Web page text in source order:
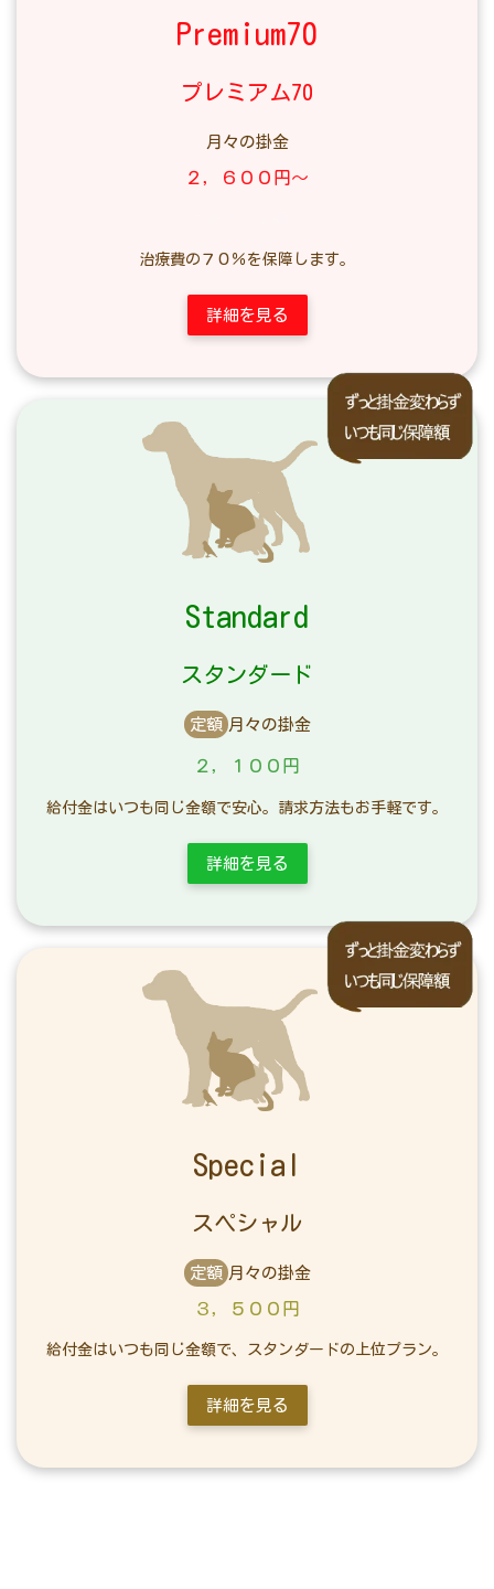
Premium70
プレミアム70
月々の掛金
２，６００円～
治療費の７０％を保障します。
詳細を見る
Standard
スタンダード
定額 月々の掛金
２，１００円
給付金はいつも同じ金額で安心。請求方法もお手軽です。
詳細を見る
Special
スペシャル
定額 月々の掛金
３，５００円
給付金はいつも同じ金額で、スタンダードの上位プラン。
詳細を見る